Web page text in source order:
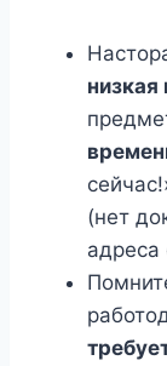
низкая
(нет
адреса